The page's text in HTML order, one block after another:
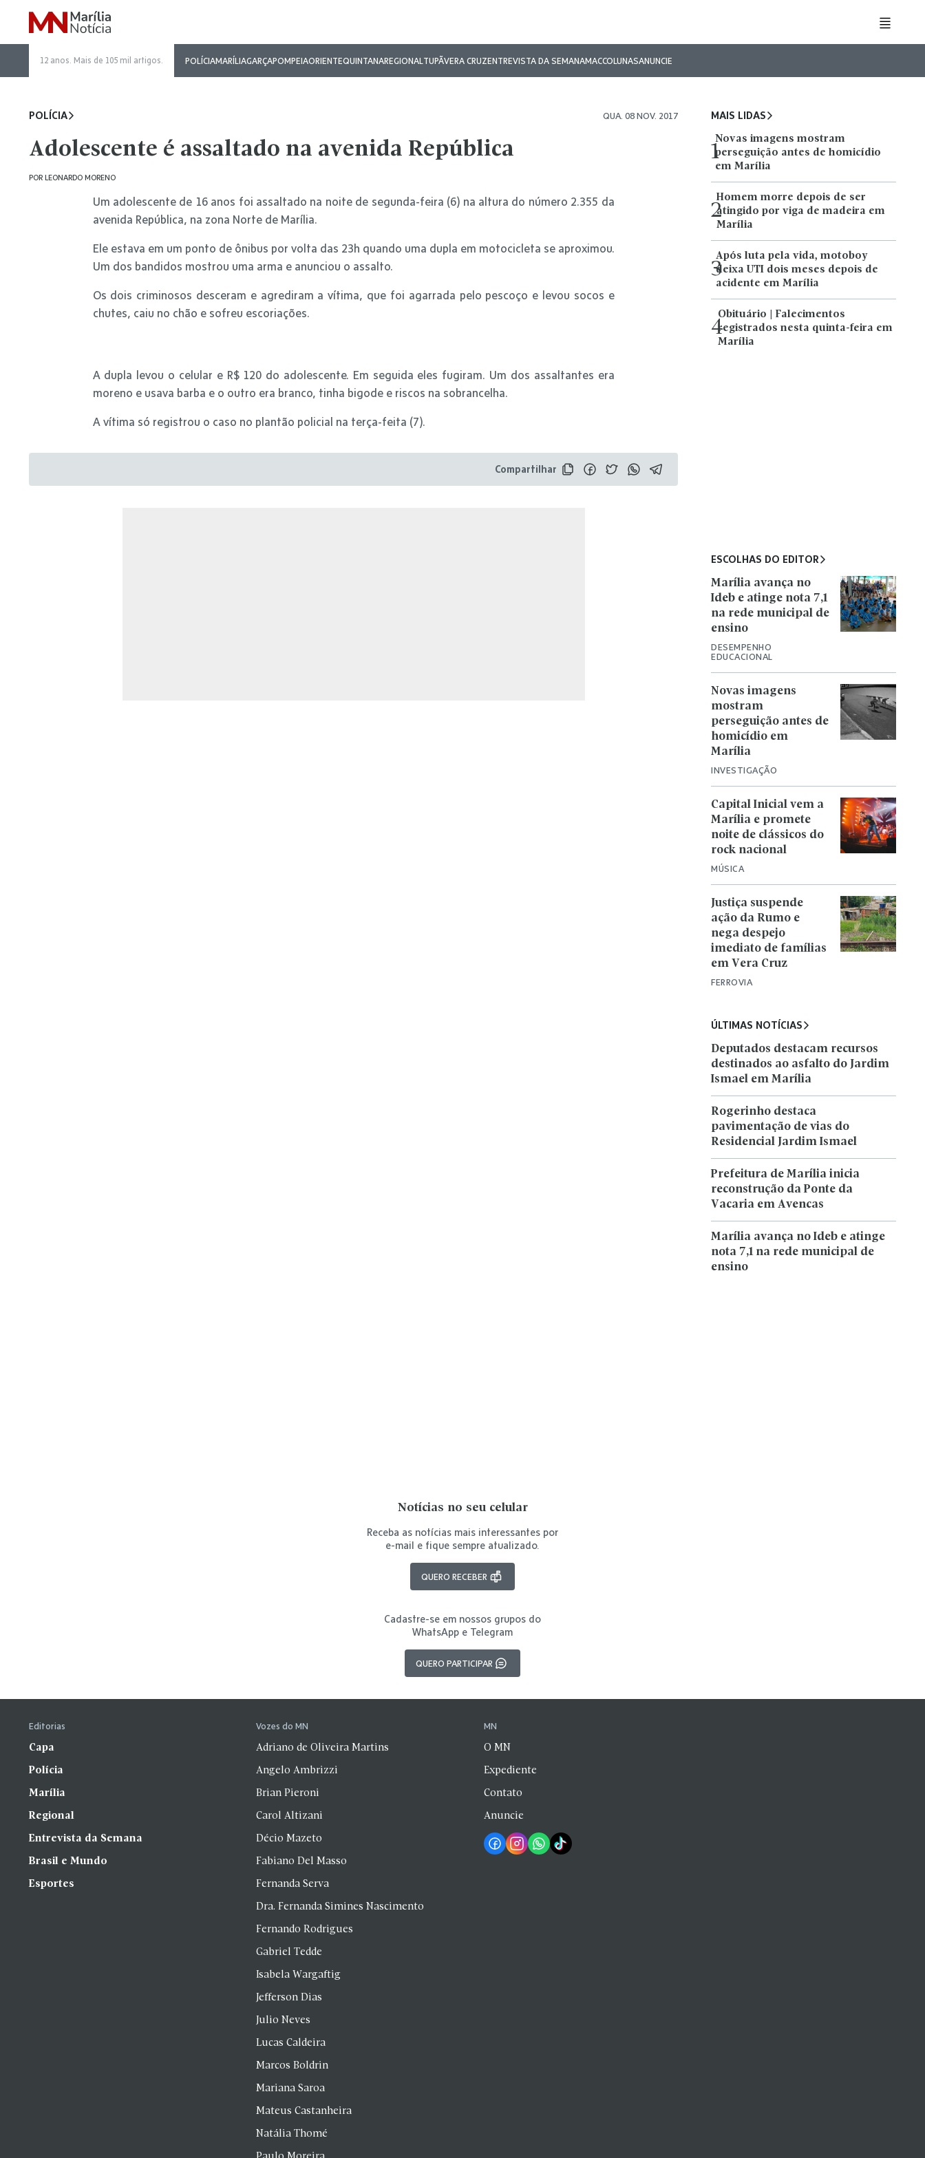
12 anos. Mais de 105 mil artigos. POLÍCIAMARÍLIAGARÇAPOMPEIAORIENTEQUINTANAREGIONALTUPÃVERA CRUZENTREVISTA DA SEMANAMACCOLUNASANUNCIE
POLÍCIA QUA. 08 NOV. 2017
Adolescente é assaltado na avenida República
POR LEONARDO MORENO
Um adolescente de 16 anos foi assaltado na noite de segunda-feira (6) na altura do número 2.355 da
avenida República, na zona Norte de Marília.
Ele estava em um ponto de ônibus por volta das 23h quando uma dupla em motocicleta se aproximou.
Um dos bandidos mostrou uma arma e anunciou o assalto.
Os dois criminosos desceram e agrediram a vítima, que foi agarrada pelo pescoço e levou socos e
chutes, caiu no chão e sofreu escoriações.
A dupla levou o celular e R$ 120 do adolescente. Em seguida eles fugiram. Um dos assaltantes era
moreno e usava barba e o outro era branco, tinha bigode e riscos na sobrancelha.
A vítima só registrou o caso no plantão policial na terça-feita (7).
Compartilhar
MAIS LIDAS
1
Novas imagens mostram
perseguição antes de homicídio
em Marília
2
Homem morre depois de ser
atingido por viga de madeira em
Marília
3
Após luta pela vida, motoboy
deixa UTI dois meses depois de
acidente em Marília
4
Obituário | Falecimentos
registrados nesta quinta-feira em
Marília
ESCOLHAS DO EDITOR
DESEMPENHO
EDUCACIONAL
Marília avança no
Ideb e atinge nota 7,1
na rede municipal de
ensino
INVESTIGAÇÃO
Novas imagens
mostram
perseguição antes de
homicídio em
Marília
MÚSICA
Capital Inicial vem a
Marília e promete
noite de clássicos do
rock nacional
FERROVIA
Justiça suspende
ação da Rumo e
nega despejo
imediato de famílias
em Vera Cruz
ÚLTIMAS NOTÍCIAS
Deputados destacam recursos
destinados ao asfalto do Jardim
Ismael em Marília
Rogerinho destaca
pavimentação de vias do
Residencial Jardim Ismael
Prefeitura de Marília inicia
reconstrução da Ponte da
Vacaria em Avencas
Marília avança no Ideb e atinge
nota 7,1 na rede municipal de
ensino
Notícias no seu celular
Receba as notícias mais interessantes por
e-mail e fique sempre atualizado.
QUERO RECEBER
Cadastre-se em nossos grupos do
WhatsApp e Telegram
QUERO PARTICIPAR
Editorias
Capa
Polícia
Marília
Regional
Entrevista da Semana
Brasil e Mundo
Esportes
Vozes do MN
Adriano de Oliveira Martins
Angelo Ambrizzi
Brian Pieroni
Carol Altizani
Décio Mazeto
Fabiano Del Masso
Fernanda Serva
Dra. Fernanda Simines Nascimento
Fernando Rodrigues
Gabriel Tedde
Isabela Wargaftig
Jefferson Dias
Julio Neves
Lucas Caldeira
Marcos Boldrin
Mariana Saroa
Mateus Castanheira
Natália Thomé
MN
O MN
Expediente
Contato
Anuncie